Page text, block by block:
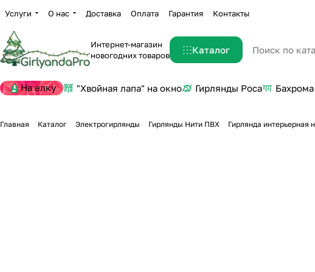
Услуги О нас Доставка Оплата Гарантия Контакты
Интернет-магазин
новогодних товаров
Каталог
На елку "Хвойная лапа" на окно Гирлянды Роса Бахрома
Главная Каталог Электрогирлянды Гирлянды Нити ПВХ Гирлянда